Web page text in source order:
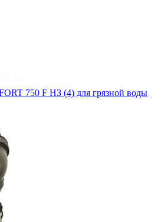
750 F НЗ (4) для грязной воды